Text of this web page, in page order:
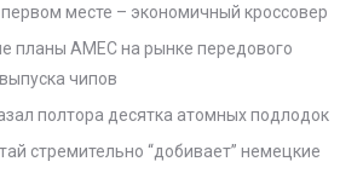
месте – экономичный кроссовер
планы AMEC на рынке передового
чипов
полтора десятка атомных подлодок
стремительно “добивает” немецкие